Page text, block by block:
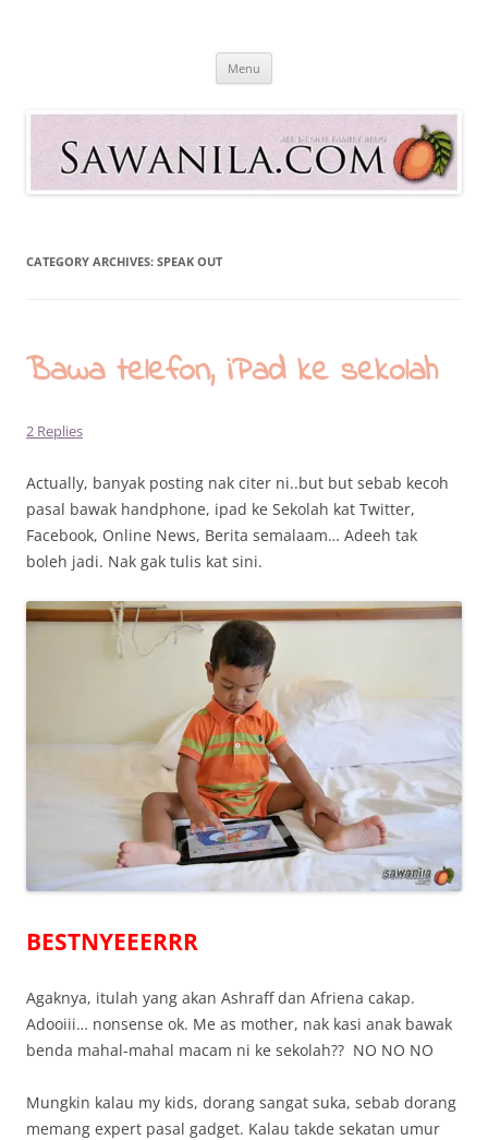
Sawanila.com
All In One Family Blog
Menu
CATEGORY ARCHIVES: SPEAK OUT
Bawa telefon, iPad ke sekolah
2 Replies
Actually, banyak posting nak citer ni..but but sebab kecoh
pasal bawak handphone, ipad ke Sekolah kat Twitter,
Facebook, Online News, Berita semalaam… Adeeh tak
boleh jadi. Nak gak tulis kat sini.
BESTNYEEERRR
Agaknya, itulah yang akan Ashraff dan Afriena cakap.
Adooiii… nonsense ok. Me as mother, nak kasi anak bawak
benda mahal-mahal macam ni ke sekolah?? NO NO NO
Mungkin kalau my kids, dorang sangat suka, sebab dorang
memang expert pasal gadget. Kalau takde sekatan umur